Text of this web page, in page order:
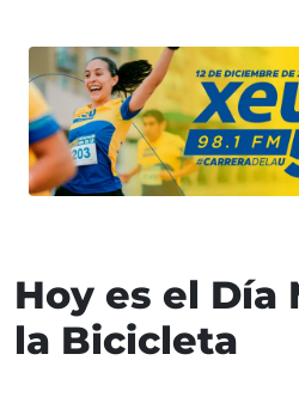
Hoy es el Día
la Bicicleta